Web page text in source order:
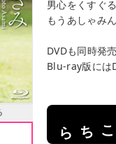
男心をくすぐ
もうあしゃみ
DVDも同時発売
Blu-ray版には
はこちら